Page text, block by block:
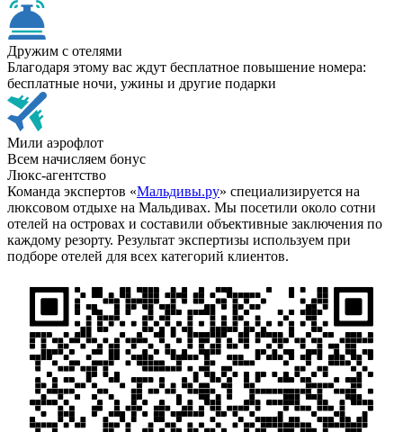
Дружим с отелями
Благодаря этому вас ждут бесплатное повышение номера:
бесплатные ночи, ужины и другие подарки
Мили аэрофлот
Всем начисляем бонус
Люкс-агентство
Команда экспертов «Мальдивы.ру» специализируется на
люксовом отдыхе на Мальдивах. Мы посетили около сотни
отелей на островах и составили объективные заключения по
каждому резорту. Результат экспертизы используем при
подборе отелей для всех категорий клиентов.